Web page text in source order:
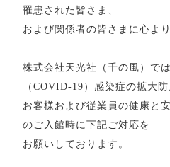
罹患された皆さま、
および関係者の皆さまに心よ
株式会社天光社（千の風）で
（COVID-19 ）感染症の拡大防
お客様および従業員の健康と
のご入館時に下記ご対応を
お願いしております。